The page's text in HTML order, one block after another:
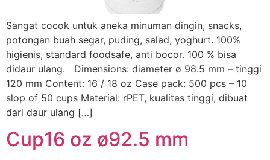
Sangat cocok untuk aneka minuman dingin, snacks,
potongan buah segar, puding, salad, yoghurt. 100%
higienis, standard foodsafe, anti bocor. 100 % bisa
didaur ulang. Dimensions: diameter ø 98.5 mm – tinggi
120 mm Content: 16 / 18 oz Case pack: 500 pcs – 10
slop of 50 cups Material: rPET, kualitas tinggi, dibuat
dari daur ulang […]
Cup16 oz ø92.5 mm